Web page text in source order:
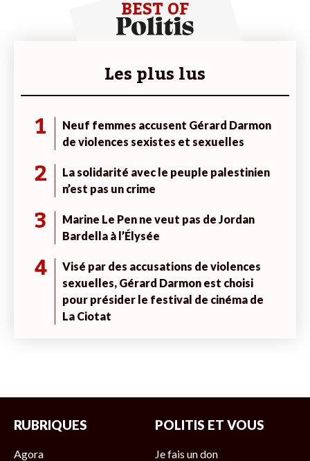
BEST OF
Les plus lus
1
Neuf femmes accusent Gérard Darmon
de violences sexistes et sexuelles
2
La solidarité avec le peuple palestinien
n’est pas un crime
3
Marine Le Pen ne veut pas de Jordan
Bardella à l’Élysée
4
Visé par des accusations de violences
sexuelles, Gérard Darmon est choisi
pour présider le festival de cinéma de
La Ciotat
RUBRIQUES
Agora
POLITIS ET VOUS
Je fais un don